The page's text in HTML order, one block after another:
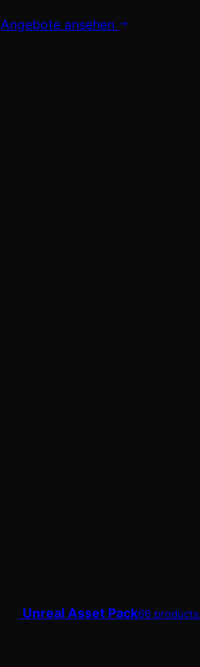
Angebote ansehen
Unreal Asset Pack66 products